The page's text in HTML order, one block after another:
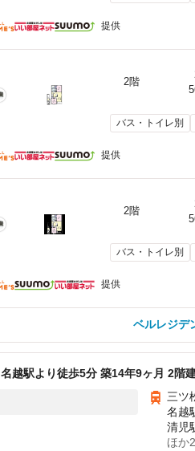
提供
2階
バス・トイレ別
提供
2階
バス・トイレ別
提供
ベルレジデ
名越駅より徒歩5分 築14年9ヶ月 2階
三ツ
名越
清児
ほか